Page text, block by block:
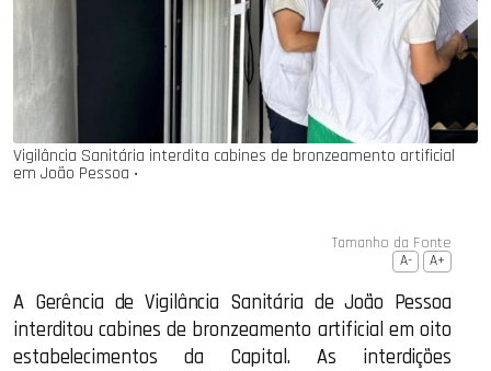
Vigilância Sanitária interdita cabines de bronzeamento artificial
em João Pessoa ‧
Tamanho da Fonte
A- A+
A Gerência de Vigilância Sanitária de João Pessoa
interditou cabines de bronzeamento artificial em oito
estabelecimentos da Capital. As interdições